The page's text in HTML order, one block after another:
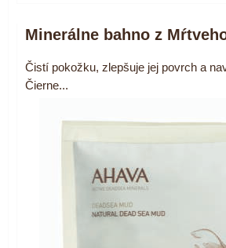
Minerálne bahno z
Čistí pokožku, zlepšuje jej povrch a
Čierne...